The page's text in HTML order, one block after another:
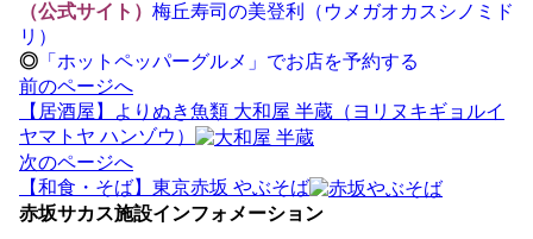
（公式サイト） 梅丘寿司の美登利（ウメガオカスシノミド
リ）
◎ 「ホットペッパーグルメ」でお店を予約する
投
稿
ナ
ビ
ゲ
ー
前のページへ
【居酒屋】よりぬき魚類 大和屋 半蔵（ヨリヌキギョルイ
ヤマトヤ ハンゾウ）
次のページへ
【和食・そば】東京赤坂 やぶそば
赤坂サカス施設インフォメーション